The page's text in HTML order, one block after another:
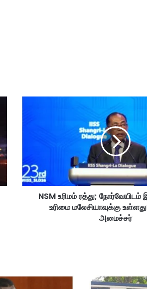
ம்
ர
த்
இ
NSM உரிமம் ரத்து; நோர்வேயிடம்
உரிமை மலேசியாவுக்கு
அமைச்சர்